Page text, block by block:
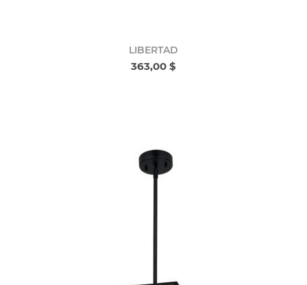
LIBERTAD
363,00 $